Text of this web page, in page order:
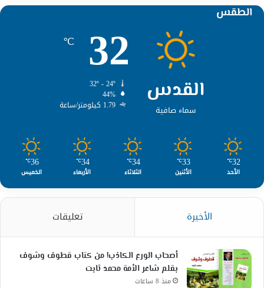
الطقس
القدس
سماء صافية
32
℃
44%
1.79 كيلومتر/ساعة
32
℃
الأحد
33
℃
الأثنين
34
℃
الثلاثاء
34
℃
الأربعاء
36
℃
الخميس
الأخيرة تعليقات
أصحاب الورع الكاذب! من كتاب قطوف وشوف
بقلم شاعر الأمة محمد ثابت
منذ 8 ساعات